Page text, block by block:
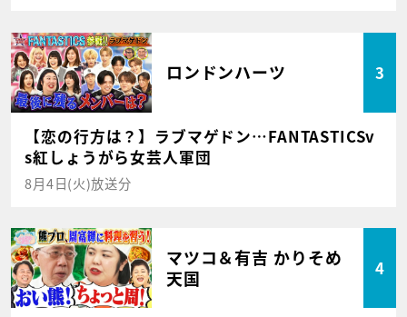
ロンドンハーツ 3
【恋の行方は？】ラブマゲドン…FANTASTICSv
s紅しょうがら女芸人軍団
8月4日(火)放送分
マツコ＆有吉 かりそめ
天国
4